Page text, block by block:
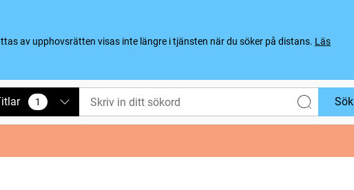
av upphovsrätten visas inte längre i tjänsten när du söker på distans. Läs
1
vald Sök